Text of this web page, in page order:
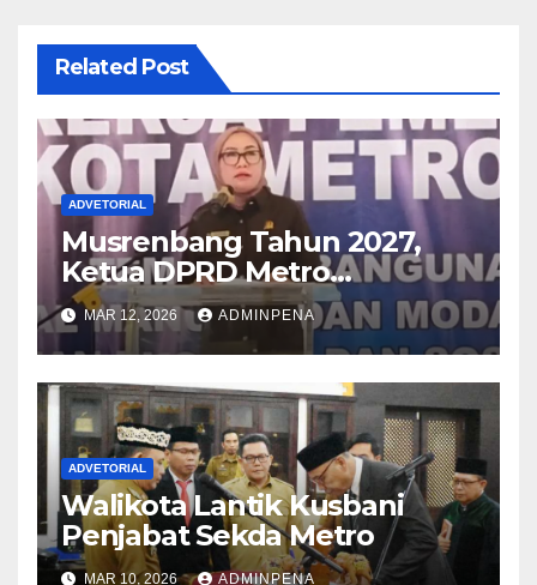
Related Post
ADVETORIAL
Musrenbang Tahun 2027,
Ketua DPRD Metro
Sampaikan Soal Infrastruktur
hingga Ketahanan Pangan
MAR 12, 2026 ADMINPENA
ADVETORIAL
Walikota Lantik Kusbani
Penjabat Sekda Metro
MAR 10, 2026 ADMINPENA